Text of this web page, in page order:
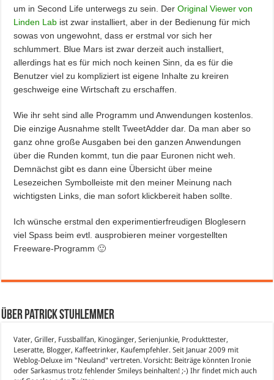
um in Second Life unterwegs zu sein. DerOriginal Viewer von
Linden Lab ist zwar installiert, aber in der Bedienung für mich
sowas von ungewohnt, dass er erstmal vor sich her
schlummert. Blue Mars ist zwar derzeit auch installiert,
allerdings hat es für mich noch keinen Sinn, da es für die
Benutzer viel zu kompliziert ist eigene Inhalte zu kreiren
geschweige eine Wirtschaft zu erschaffen.
Wie ihr seht sind alle Programm und Anwendungen kostenlos.
Die einzige Ausnahme stellt TweetAdder dar. Da man aber so
ganz ohne große Ausgaben bei den ganzen Anwendungen
über die Runden kommt, tun die paar Euronen nicht weh.
Demnächst gibt es dann eine Übersicht über meine
Lesezeichen Symbolleiste mit den meiner Meinung nach
wichtigsten Links, die man sofort klickbereit haben sollte.
Ich wünsche erstmal den experimentierfreudigen Bloglesern
viel Spass beim evtl. ausprobieren meiner vorgestellten
Freeware-Programm 🙂
Über Patrick Stuhlemmer
Vater, Griller, Fussballfan, Kinogänger, Serienjunkie, Produkttester,
Leseratte, Blogger, Kaffeetrinker, Kaufempfehler. Seit Januar 2009 mit
Weblog-Deluxe im "Neuland" vertreten. Vorsicht: Beiträge könnten Ironie
oder Sarkasmus trotz fehlender Smileys beinhalten! ;-) Ihr findet mich auch